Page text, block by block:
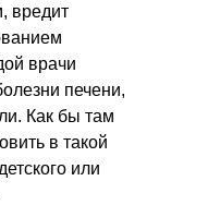
вредит
врачи
печени,
Как бы там
в такой
или